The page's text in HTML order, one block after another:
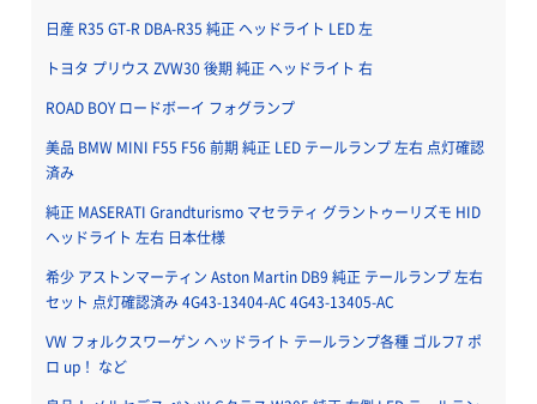
日産 R35 GT-R DBA-R35 純正 ヘッドライト LED 左
トヨタ プリウス ZVW30 後期 純正 ヘッドライト 右
ROAD BOY ロードボーイ フォグランプ
美品 BMW MINI F55 F56 前期 純正 LED テールランプ 左右 点灯確認
済み
純正 MASERATI Grandturismo マセラティ グラントゥーリズモ HID
ヘッドライト 左右 日本仕様
希少 アストンマーティン Aston Martin DB9 純正 テールランプ 左右
セット 点灯確認済み 4G43-13404-AC 4G43-13405-AC
VW フォルクスワーゲン ヘッドライト テールランプ各種 ゴルフ7 ポ
ロ up！ など